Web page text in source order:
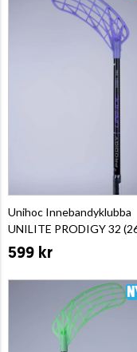
Unihoc Innebandyklubba
UNILITE PRODIGY 32
599 kr